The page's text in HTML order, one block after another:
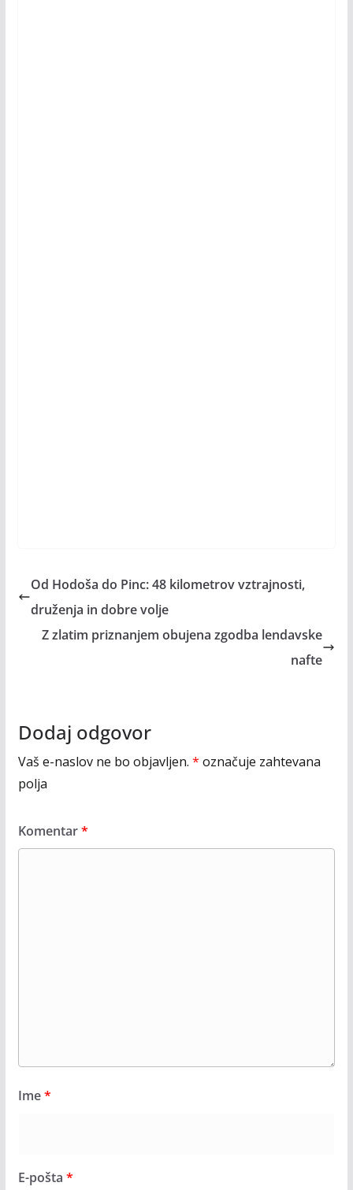
Od Hodoša do Pinc: 48 kilometrov vztrajnosti,
druženja in dobre volje
Z zlatim priznanjem obujena zgodba lendavske
nafte
Dodaj odgovor
Vaš e-naslov ne bo objavljen. * označuje zahtevana
polja
Komentar*
Ime*
E-pošta *